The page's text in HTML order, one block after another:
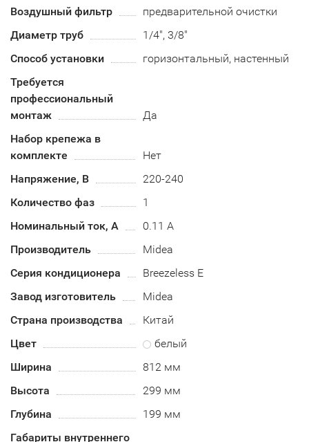
Воздушный фильтр
предварительной очистки
Диаметр труб
1/4", 3/8"
Способ установки
горизонтальный, настенный
Требуется
профессиональный
монтаж
Да
Набор крепежа в
комплекте
Нет
Напряжение, В
220-240
Количество фаз
1
Номинальный ток, А
0.11 А
Производитель
Midea
Серия кондиционера
Breezeless E
Завод изготовитель
Midea
Страна производства
Китай
Цвет
белый
Ширина
812 мм
Высота
299 мм
Глубина
199 мм
Габариты внутреннего